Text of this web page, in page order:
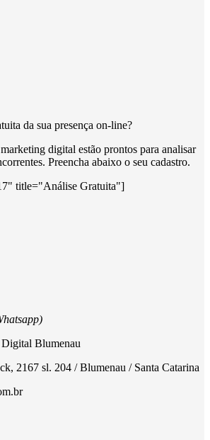
da sua presença on-line?
digital estão prontos para analisar
Preencha abaixo o seu cadastro.
title="Análise Gratuita"]
Blumenau
2167 sl. 204 / Blumenau / Santa Catarina